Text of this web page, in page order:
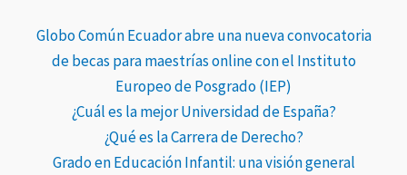
Globo Común Ecuador abre una nueva convocatoria
de becas para maestrías online con el Instituto
Europeo de Posgrado (IEP)
¿Cuál es la mejor Universidad de España?
¿Qué es la Carrera de Derecho?
Grado en Educación Infantil: una visión general